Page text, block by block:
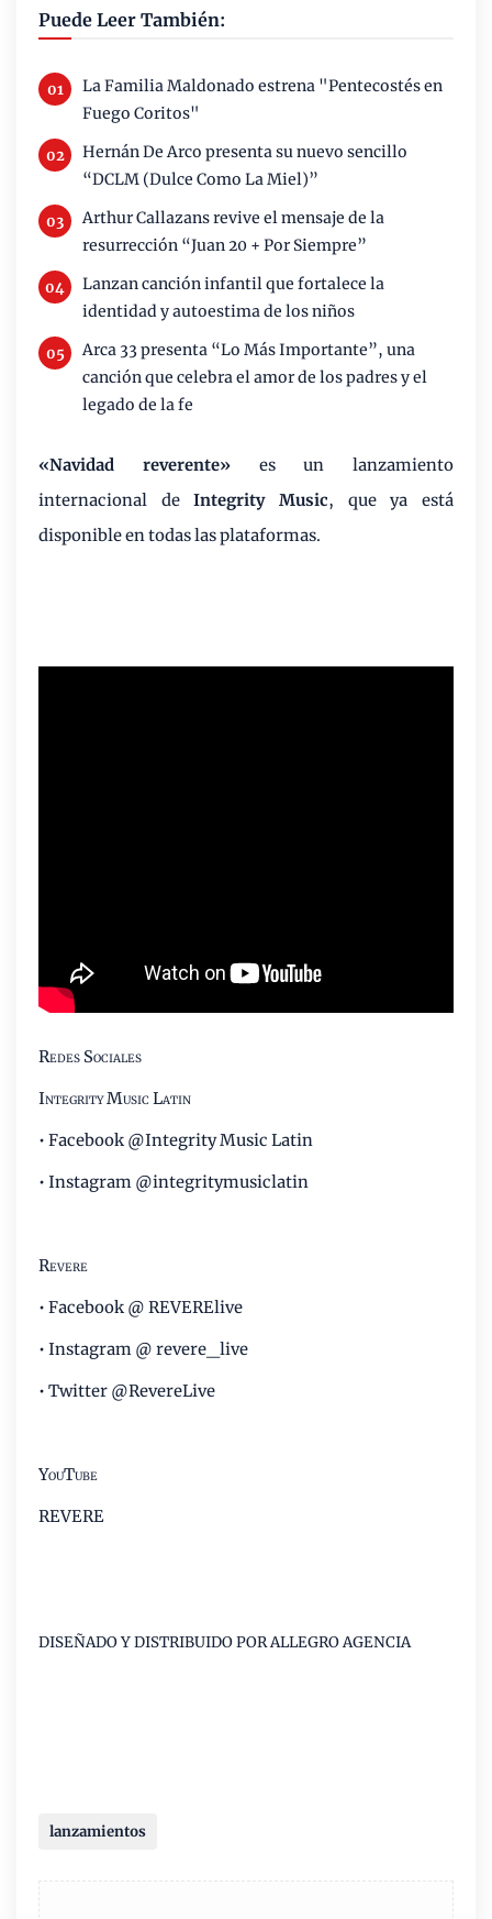
Puede Leer También:
La Familia Maldonado estrena "Pentecostés en
Fuego Coritos"
Hernán De Arco presenta su nuevo sencillo
“DCLM (Dulce Como La Miel)”
Arthur Callazans revive el mensaje de la
resurrección “Juan 20 + Por Siempre”
Lanzan canción infantil que fortalece la
identidad y autoestima de los niños
Arca 33 presenta “Lo Más Importante”, una
canción que celebra el amor de los padres y el
legado de la fe
«Navidad reverente»es un lanzamiento
internacional deIntegrity Music, que ya está
disponible en todas las plataformas.
Redes Sociales
Integrity Music Latin
• Facebook @Integrity Music Latin
• Instagram @integritymusiclatin
Revere
• Facebook @ REVERElive
• Instagram @ revere_live
• Twitter @RevereLive
YouTube
REVERE
DISEÑADO Y DISTRIBUIDO POR ALLEGRO AGENCIA
lanzamientos